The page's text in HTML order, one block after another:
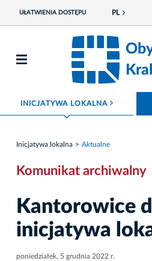
UŁATWIENIA DOSTĘPU PL
INICJATYWA LOKALNA ROZWIŃ MENU
Inicjatywa lokalna Aktualne
Komunikat archiwalny
Kantorowice
inicjatywa
poniedziałek, 5 grudnia 2022 r.